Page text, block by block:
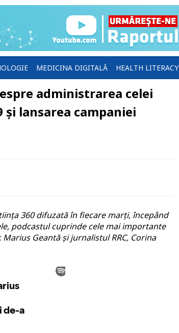
MEDICINA DIGITALĂ HEALTH LITERACY
administrarea celei
și lansarea campaniei
360 difuzată în fiecare marți, începând
podcastul cuprinde cele mai importante
Geantă și jurnalistul RRC, Corina